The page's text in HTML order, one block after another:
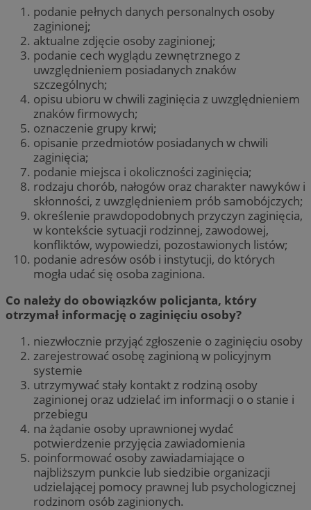
podanie pełnych danych personalnych osoby
zaginionej;
aktualne zdjęcie osoby zaginionej;
podanie cech wyglądu zewnętrznego z
uwzględnieniem posiadanych znaków
szczególnych;
opisu ubioru w chwili zaginięcia z uwzględnieniem
znaków firmowych;
oznaczenie grupy krwi;
opisanie przedmiotów posiadanych w chwili
zaginięcia;
podanie miejsca i okoliczności zaginięcia;
rodzaju chorób, nałogów oraz charakter nawyków i
skłonności, z uwzględnieniem prób samobójczych;
określenie prawdopodobnych przyczyn zaginięcia,
w kontekście sytuacji rodzinnej, zawodowej,
konfliktów, wypowiedzi, pozostawionych listów;
podanie adresów osób i instytucji, do których
mogła udać się osoba zaginiona.
Co należy do obowiązków policjanta, który
otrzymał informację o zaginięciu osoby?
niezwłocznie przyjąć zgłoszenie o zaginięciu osoby
zarejestrować osobę zaginioną w policyjnym
systemie
utrzymywać stały kontakt z rodziną osoby
zaginionej oraz udzielać im informacji o o stanie i
przebiegu
na żądanie osoby uprawnionej wydać
potwierdzenie przyjęcia zawiadomienia
poinformować osoby zawiadamiające o
najbliższym punkcie lub siedzibie organizacji
udzielającej pomocy prawnej lub psychologicznej
rodzinom osób zaginionych.